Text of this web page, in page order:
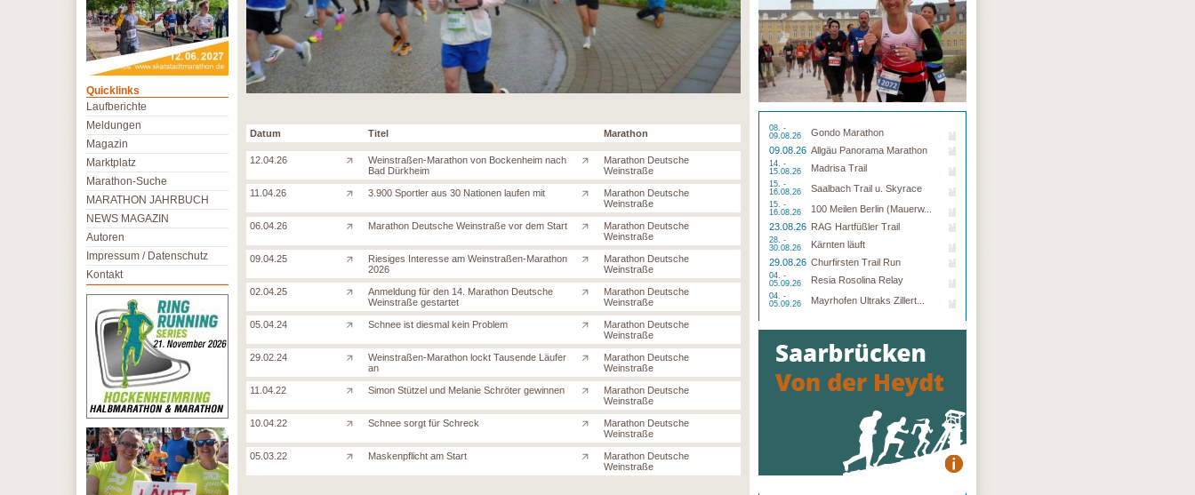
Datum Titel Marathon
12.04.26
Weinstraßen-Marathon von Bockenheim nach
Bad Dürkheim
Marathon Deutsche
Weinstraße
11.04.26 3.900 Sportler aus 30 Nationen laufen mit
Marathon Deutsche
Weinstraße
06.04.26 Marathon Deutsche Weinstraße vor dem Start
Marathon Deutsche
Weinstraße
09.04.25
Riesiges Interesse am Weinstraßen-Marathon
2026
Marathon Deutsche
Weinstraße
02.04.25
Anmeldung für den 14. Marathon Deutsche
Weinstraße gestartet
Marathon Deutsche
Weinstraße
05.04.24 Schnee ist diesmal kein Problem
Marathon Deutsche
Weinstraße
29.02.24
Weinstraßen-Marathon lockt Tausende Läufer
an
Marathon Deutsche
Weinstraße
11.04.22 Simon Stützel und Melanie Schröter gewinnen
Marathon Deutsche
Weinstraße
10.04.22 Schnee sorgt für Schreck
Marathon Deutsche
Weinstraße
05.03.22 Maskenpflicht am Start
Marathon Deutsche
Weinstraße
08. -
09.08.26
Gondo Marathon
09.08.26 Allgäu Panorama Marathon
14. -
15.08.26
Madrisa Trail
15. -
16.08.26
Saalbach Trail u. Skyrace
15. -
16.08.26
100 Meilen Berlin (Mauerw...
23.08.26 RAG Hartfüßler Trail
28. -
30.08.26
Kärnten läuft
29.08.26 Churfirsten Trail Run
04. -
05.09.26
Resia Rosolina Relay
04. -
05.09.26
Mayrhofen Ultraks Zillert...
Quicklinks
Laufberichte
Meldungen
Magazin
Marktplatz
Marathon-Suche
MARATHON JAHRBUCH
NEWS MAGAZIN
Autoren
Impressum / Datenschutz
Kontakt